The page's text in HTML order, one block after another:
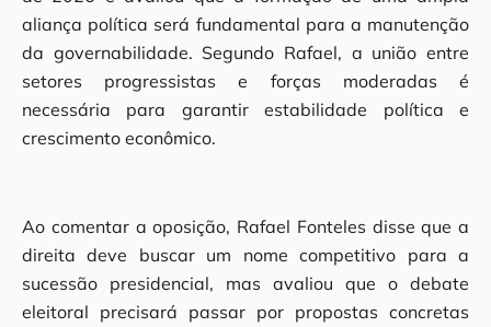
aliança política será fundamental para a manutenção
da governabilidade. Segundo Rafael, a união entre
setores progressistas e forças moderadas é
necessária para garantir estabilidade política e
crescimento econômico.
Ao comentar a oposição, Rafael Fonteles disse que a
direita deve buscar um nome competitivo para a
sucessão presidencial, mas avaliou que o debate
eleitoral precisará passar por propostas concretas